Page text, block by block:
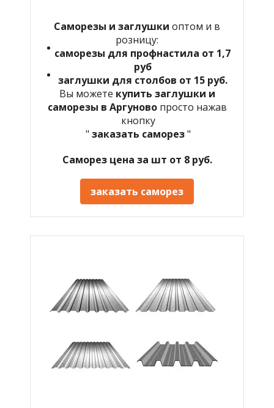
Саморезы и заглушки оптом и в
розницу:
саморезы для профнастила от 1,7
руб
заглушки для столбов от 15 руб.
Вы можете купить заглушки и
саморезы в Аргуново просто нажав
кнопку
" заказать саморез"
Саморез цена за шт от 8 руб.
заказать саморез